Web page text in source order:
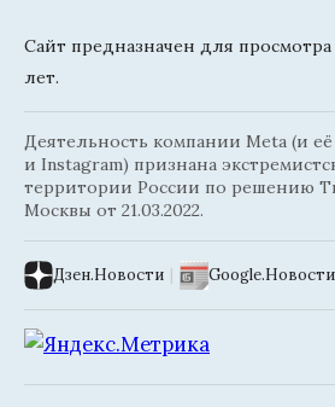
Сайт предназначен для
лет.
Деятельность компании Meta (и
и Instagram) признана
территории России по решению
Москвы от 21.03.2022.
Дзен.Новости | Google.Новости